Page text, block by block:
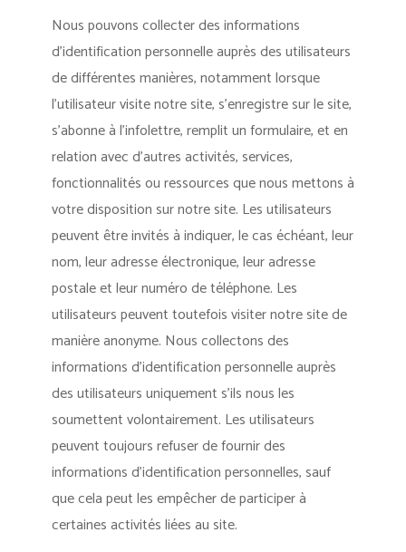
Nous pouvons collecter des informations
d’identification personnelle auprès des utilisateurs
de différentes manières, notamment lorsque
l’utilisateur visite notre site, s’enregistre sur le site,
s’abonne à l’infolettre, remplit un formulaire, et en
relation avec d’autres activités, services,
fonctionnalités ou ressources que nous mettons à
votre disposition sur notre site. Les utilisateurs
peuvent être invités à indiquer, le cas échéant, leur
nom, leur adresse électronique, leur adresse
postale et leur numéro de téléphone. Les
utilisateurs peuvent toutefois visiter notre site de
manière anonyme. Nous collectons des
informations d’identification personnelle auprès
des utilisateurs uniquement s’ils nous les
soumettent volontairement. Les utilisateurs
peuvent toujours refuser de fournir des
informations d’identification personnelles, sauf
que cela peut les empêcher de participer à
certaines activités liées au site.